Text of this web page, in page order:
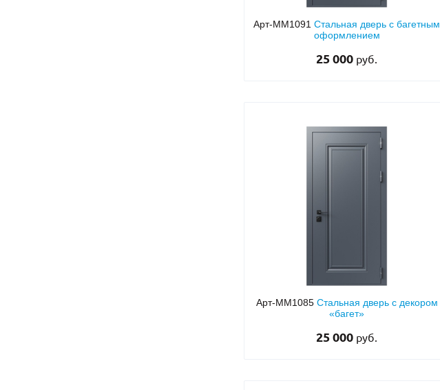
Арт-ММ1091Стальная дверь с багетным
оформлением
25 000 руб.
Арт-ММ1085 Стальная дверь с декором
«багет»
25 000 руб.